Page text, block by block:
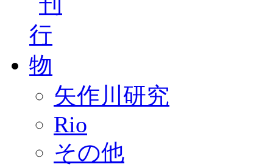
矢作川研究
Rio
その他